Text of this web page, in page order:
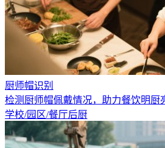
厨师帽识别
检测厨师帽佩戴情况，助力餐饮明厨
学校/园区/餐厅后厨